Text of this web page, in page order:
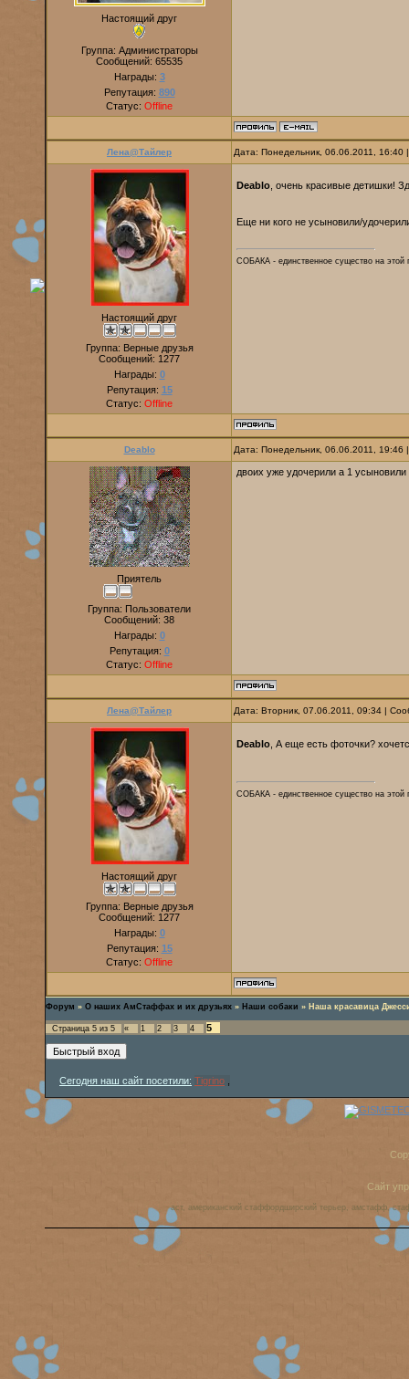
Настоящий друг
Группа: Администраторы
Сообщений: 65535
Награды: 3
Репутация: 890
Статус: Offline
Лена@Тайлер Дата: Понедельник, 06.06.2011,
Настоящий друг
Группа: Верные друзья
Сообщений: 1277
Награды: 0
Репутация: 15
Статус: Offline
Deablo , очень красивые детишки!
Еще ни кого не усыновили/
СОБАКА - единственное существо на этой
Deablo Дата: Понедельник, 06.06.2011,
Приятель
Группа: Пользователи
Сообщений: 38
Награды: 0
Репутация: 0
Статус: Offline
двоих уже удочерили а 1
Лена@Тайлер Дата: Вторник, 07.06.2011, 09:34 |
Настоящий друг
Группа: Верные друзья
Сообщений: 1277
Награды: 0
Репутация: 15
Статус: Offline
Deablo , А еще есть фоточки?
СОБАКА - единственное существо на этой
Форум » О наших АмСтаффах и их друзьях » Наши собаки » Наша красавица
Страница 5 из 5 « 1 2 3 4 5
Сегодня наш сайт посетили: Tigrino
Сайт
аст, американский стаффордширский терьер, амстафф,